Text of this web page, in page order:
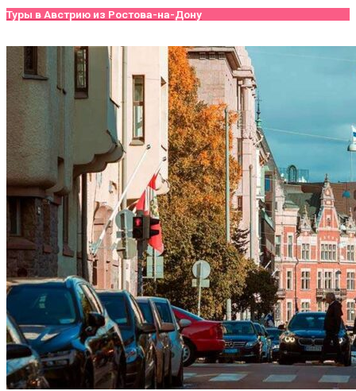
Туры в Австрию из Ростова-на-Дону